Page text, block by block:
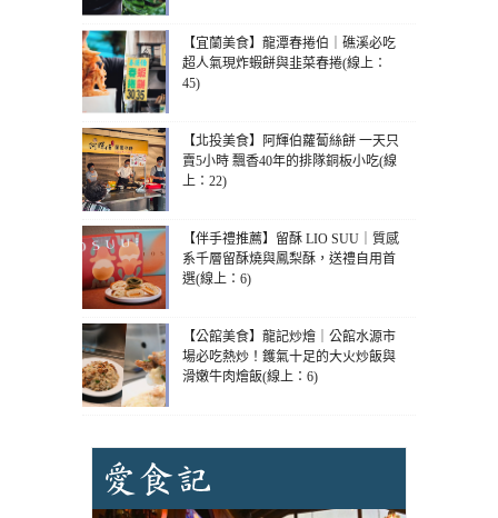
【宜蘭美食】龍潭春捲伯｜礁溪必吃
超人氣現炸蝦餅與韭菜春捲(線上：
45)
【北投美食】阿輝伯蘿蔔絲餅 一天只
賣5小時 飄香40年的排隊銅板小吃(線
上：22)
【伴手禮推薦】留酥 LIO SUU｜質感
系千層留酥燒與鳳梨酥，送禮自用首
選(線上：6)
【公館美食】龍記炒燴｜公館水源市
場必吃熱炒！鑊氣十足的大火炒飯與
滑嫩牛肉燴飯(線上：6)